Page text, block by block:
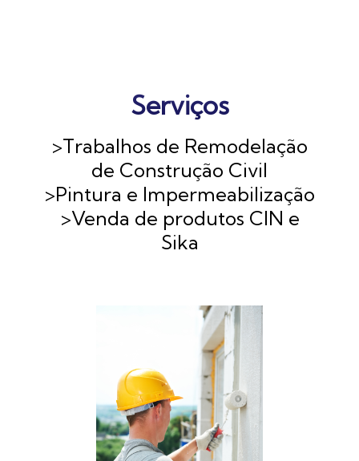
Serviços
>Trabalhos de Remodelação
de Construção Civil
>Pintura e Impermeabilização
>Venda de produtos CIN e
Sika